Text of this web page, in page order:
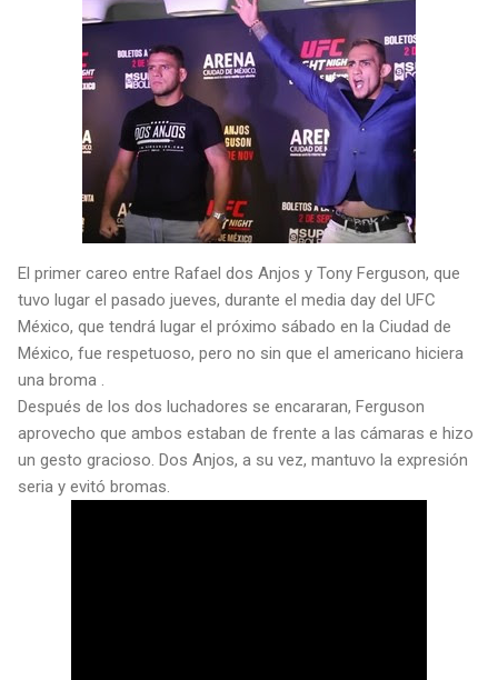
El primer careo entre Rafael dos Anjos y Tony Ferguson, que
tuvo lugar el pasado jueves, durante el media day del UFC
México, que tendrá lugar el próximo sábado en la Ciudad de
México, fue respetuoso, pero no sin que el americano hiciera
una broma .
Después de los dos luchadores se encararan, Ferguson
aprovecho que ambos estaban de frente a las cámaras e hizo
un gesto gracioso. Dos Anjos, a su vez, mantuvo la expresión
seria y evitó bromas.